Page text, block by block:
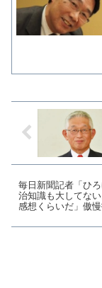
毎日新聞記者「ひ
治知識も大してな
感想くらいだ」傲